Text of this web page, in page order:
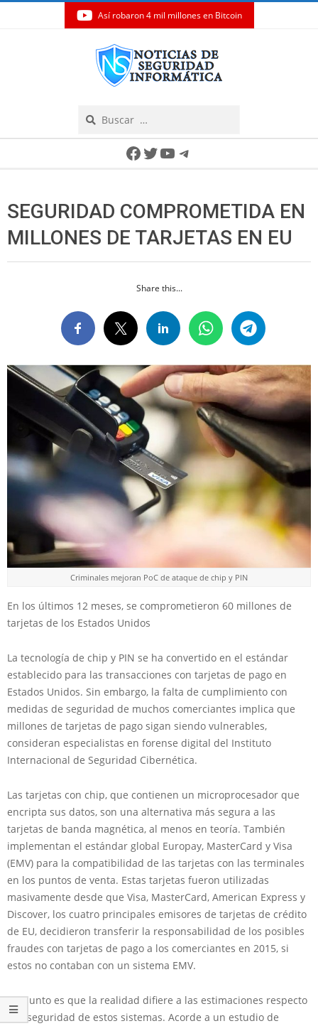
Así robaron 4 mil millones en Bitcoin
Facebook
Twitter
YouTube
Telegram
SEGURIDAD COMPROMETIDA EN
MILLONES DE TARJETAS EN EU
Share this...
Criminales mejoran PoC de ataque de chip y PIN
En los últimos 12 meses, se comprometieron 60 millones de
tarjetas de los Estados Unidos
La tecnología de chip y PIN se ha convertido en el estándar
establecido para las transacciones con tarjetas de pago en
Estados Unidos. Sin embargo, la falta de cumplimiento con
medidas de seguridad de muchos comerciantes implica que
millones de tarjetas de pago sigan siendo vulnerables,
consideran especialistas en forense digital del Instituto
Internacional de Seguridad Cibernética.
Las tarjetas con chip, que contienen un microprocesador que
encripta sus datos, son una alternativa más segura a las
tarjetas de banda magnética, al menos en teoría. También
implementan el estándar global Europay, MasterCard y Visa
(EMV) para la compatibilidad de las tarjetas con las terminales
en los puntos de venta. Estas tarjetas fueron utilizadas
masivamente desde que Visa, MasterCard, American Express y
Discover, los cuatro principales emisores de tarjetas de crédito
de EU, decidieron transferir la responsabilidad de los posibles
fraudes con tarjetas de pago a los comerciantes en 2015, si
estos no contaban con un sistema EMV.
El asunto es que la realidad difiere a las estimaciones respecto
a la seguridad de estos sistemas. Acorde a un estudio de